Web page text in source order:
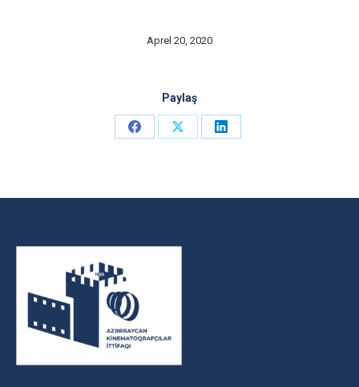
Aprel 20, 2020
Paylaş
Share
Share
Share